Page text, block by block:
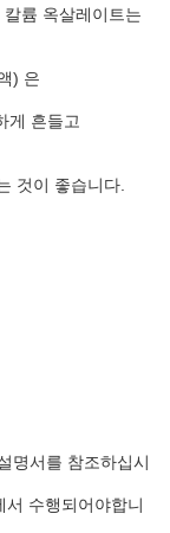
륨 옥살레이트는
) 은
게 흔들고
것이 좋습니다.
명서를 참조하십시
수행되어야합니